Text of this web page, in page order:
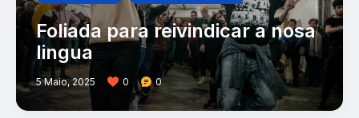
Foliada para reivindicar a nosa
lingua
5 Maio, 2025 0 0